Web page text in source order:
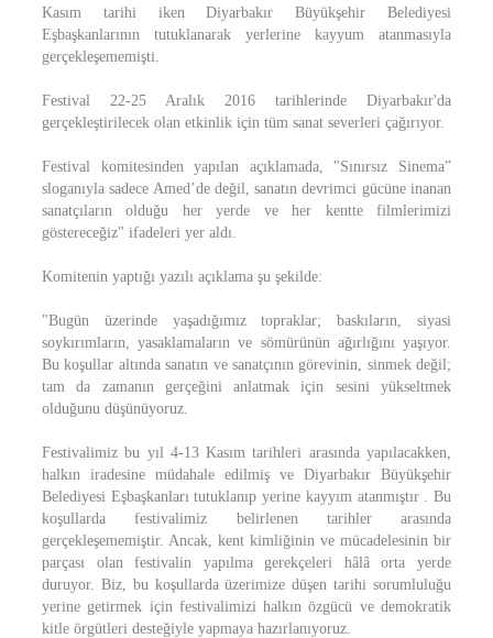
Kasım tarihi iken Diyarbakır Büyükşehir Belediyesi
Eşbaşkanlarının tutuklanarak yerlerine kayyum atanmasıyla
gerçekleşememişti.
Festival 22-25 Aralık 2016 tarihlerinde Diyarbakır'da
gerçekleştirilecek olan etkinlik için tüm sanat severleri çağırıyor.
Festival komitesinden yapılan açıklamada, "Sınırsız Sinema”
sloganıyla sadece Amed’de değil, sanatın devrimci gücüne inanan
sanatçıların olduğu her yerde ve her kentte filmlerimizi
göstereceğiz" ifadeleri yer aldı.
Komitenin yaptığı yazılı açıklama şu şekilde:
"Bugün üzerinde yaşadığımız topraklar; baskıların, siyasi
soykırımların, yasaklamaların ve sömürünün ağırlığını yaşıyor.
Bu koşullar altında sanatın ve sanatçının görevinin, sinmek değil;
tam da zamanın gerçeğini anlatmak için sesini yükseltmek
olduğunu düşünüyoruz.
Festivalimiz bu yıl 4-13 Kasım tarihleri arasında yapılacakken,
halkın iradesine müdahale edilmiş ve Diyarbakır Büyükşehir
Belediyesi Eşbaşkanları tutuklanıp yerine kayyım atanmıştır . Bu
koşullarda festivalimiz belirlenen tarihler arasında
gerçekleşememiştir. Ancak, kent kimliğinin ve mücadelesinin bir
parçası olan festivalin yapılma gerekçeleri hâlâ orta yerde
duruyor. Biz, bu koşullarda üzerimize düşen tarihi sorumluluğu
yerine getirmek için festivalimizi halkın özgücü ve demokratik
kitle örgütleri desteğiyle yapmaya hazırlanıyoruz.